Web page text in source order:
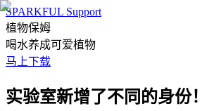
SPARKFUL Support
植物保姆
喝水养成可爱植物
马上下载
实验室新增了不同的身份！